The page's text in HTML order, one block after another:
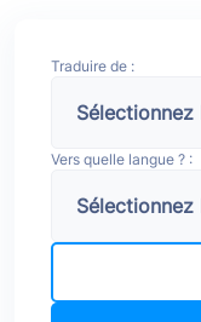
Traduire de :
Vers quelle langue ? :